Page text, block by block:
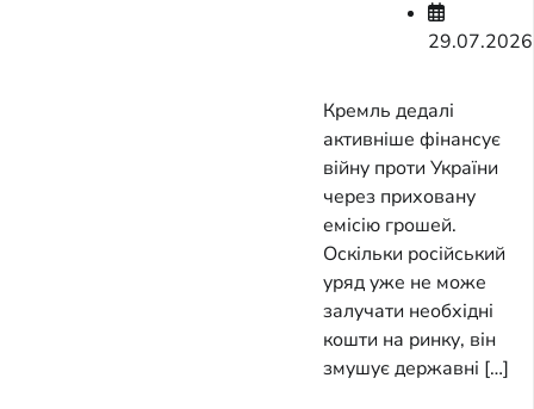
29.07.2026
Кремль дедалі
активніше фінансує
війну проти України
через приховану
емісію грошей.
Оскільки російський
уряд уже не може
залучати необхідні
кошти на ринку, він
змушує державні […]